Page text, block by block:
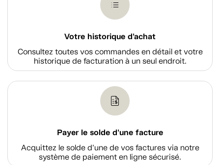
Votre historique d'achat
Consultez toutes vos commandes en détail et votre
historique de facturation à un seul endroit.
Payer le solde d'une facture
Acquittez le solde d’une de vos factures via notre
système de paiement en ligne sécurisé.